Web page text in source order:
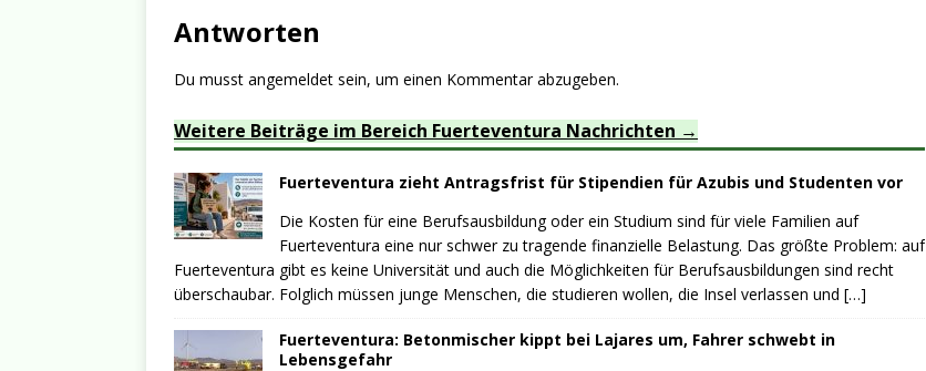
Antworten
Du musst angemeldet sein, um einen Kommentar abzugeben.
Weitere Beiträge im Bereich Fuerteventura Nachrichten
Fuerteventura zieht Antragsfrist für Stipendien für Azubis und Studenten vor
Die Kosten für eine Berufsausbildung oder ein Studium sind für viele Familien auf
Fuerteventura eine nur schwer zu tragende finanzielle Belastung. Das größte Problem: auf
Fuerteventura gibt es keine Universität und auch die Möglichkeiten für Berufsausbildungen sind recht
überschaubar. Folglich müssen junge Menschen, die studieren wollen, die Insel verlassen und […]
Fuerteventura: Betonmischer kippt bei Lajares um, Fahrer schwebt in
Lebensgefahr